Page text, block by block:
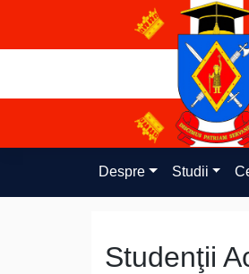
content
Despre Studii
Studenţii